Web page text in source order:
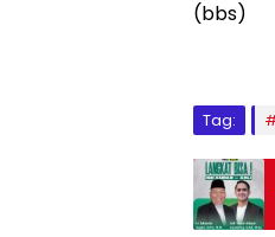
(bbs)
Tag: